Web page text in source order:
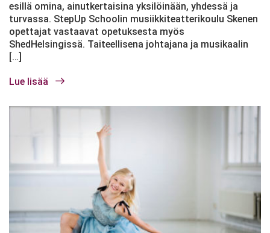
esillä omina, ainutkertaisina yksilöinään, yhdessä ja
turvassa. StepUp Schoolin musiikkiteatterikoulu Skenen
opettajat vastaavat opetuksesta myös
ShedHelsingissä. Taiteellisena johtajana ja musikaalin
[…]
Lue lisää